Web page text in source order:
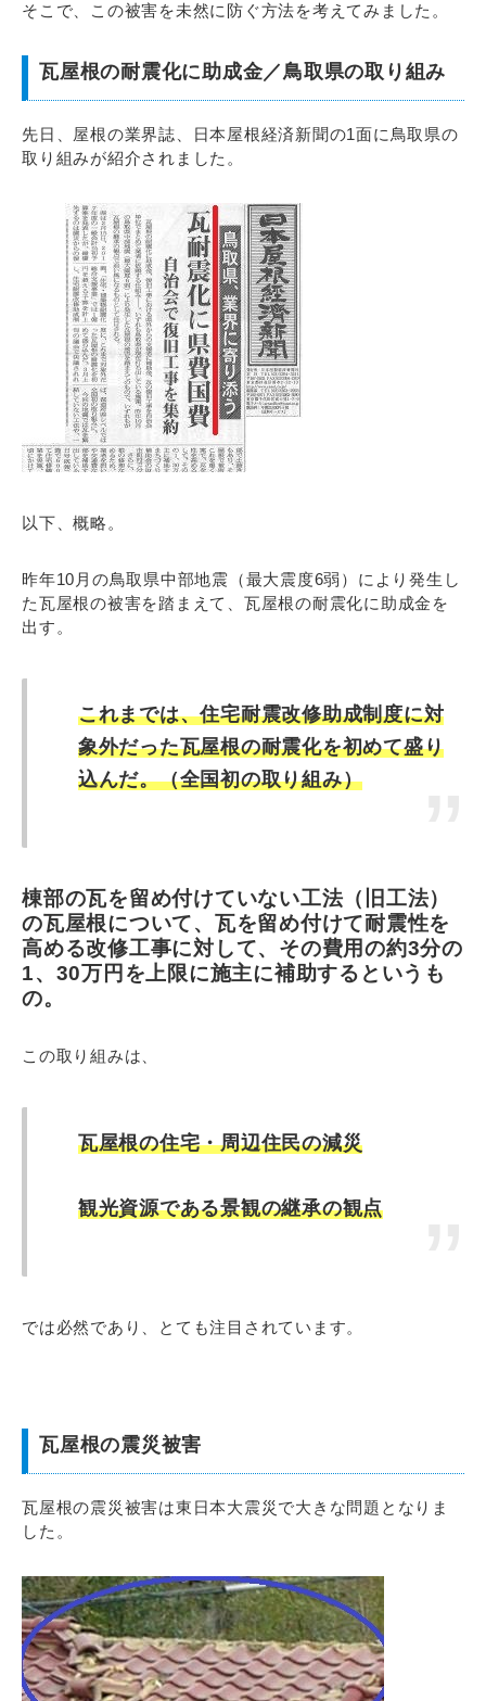
そこで、この被害を未然に防ぐ方法を考えてみました。
瓦屋根の耐震化に助成金／鳥取県の取り組み
先日、屋根の業界誌、日本屋根経済新聞の1面に鳥取県の
取り組みが紹介されました。
以下、概略。
昨年10月の鳥取県中部地震（最大震度6弱）により発生し
た瓦屋根の被害を踏まえて、瓦屋根の耐震化に助成金を
出す。
これまでは、住宅耐震改修助成制度に対
象外だった瓦屋根の耐震化を初めて盛り
込んだ。（全国初の取り組み）
棟部の瓦を留め付けていない工法（旧工法）
の瓦屋根について、瓦を留め付けて耐震性を
高める改修工事に対して、その費用の約3分の
1、30万円を上限に施主に補助するというも
の。
この取り組みは、
瓦屋根の住宅・周辺住民の減災
観光資源である景観の継承の観点
では必然であり、とても注目されています。
瓦屋根の震災被害
瓦屋根の震災被害は東日本大震災で大きな問題となりま
した。